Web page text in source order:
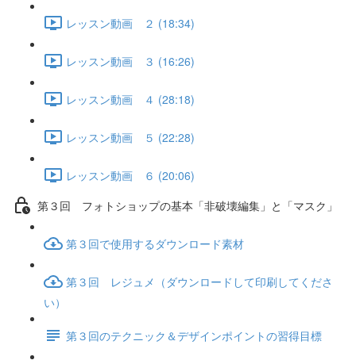
レッスン動画 ２ (18:34)
レッスン動画 ３ (16:26)
レッスン動画 ４ (28:18)
レッスン動画 ５ (22:28)
レッスン動画 ６ (20:06)
第３回 フォトショップの基本「非破壊編集」と「マスク」
第３回で使用するダウンロード素材
第３回 レジュメ（ダウンロードして印刷してくださ
い）
第３回のテクニック＆デザインポイントの習得目標